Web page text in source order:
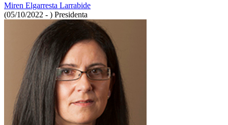
Miren Elgarresta Larrabide
(05/10/2022 - ) Presidenta